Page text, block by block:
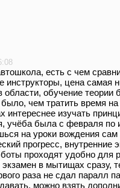
есть с чем
инструкторы, цена самая
области, обучение теории
чем тратить время на
интереснее изучать
учёба была с февраля по
на уроки вождения сам
прогресс, внутренние
проходят удобно для
экзамен в мытищах сразу,
раза не сдал паралл
можно взять